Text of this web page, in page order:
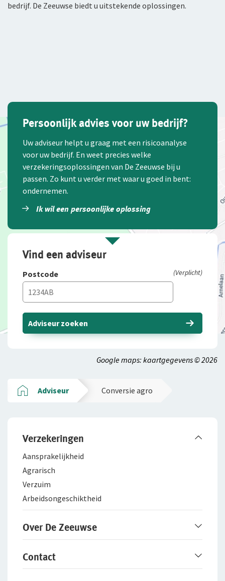
bedrijf. De Zeeuwse biedt u uitstekende oplossingen.
Persoonlijk advies voor uw bedrijf?
Uw adviseur helpt u graag met een risicoanalyse
voor uw bedrijf. En weet precies welke
verzekeringsoplossingen van De Zeeuwse bij u
passen. Zo kunt u verder met waar u goed in bent:
ondernemen.
Ik wil een persoonlijke oplossing
Vind een adviseur
Postcode (Verplicht)
Adviseur zoeken
Google maps: kaartgegevens © 2026
Adviseur Conversie agro
Verzekeringen
Aansprakelijkheid
Agrarisch
Verzuim
Arbeidsongeschiktheid
Over De Zeeuwse
Werken bij De Zeeuwse
Contact